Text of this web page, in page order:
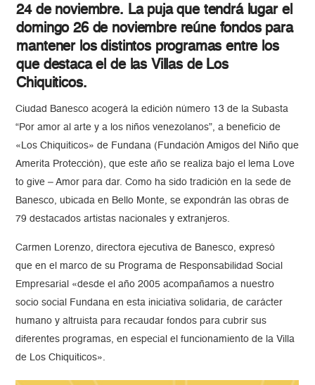
24 de noviembre. La puja que tendrá lugar el
domingo 26 de noviembre reúne fondos para
mantener los distintos programas entre los
que destaca el de las Villas de Los
Chiquiticos.
Ciudad Banesco acogerá la edición número 13 de la Subasta
“Por amor al arte y a los niños venezolanos”, a beneficio de
«Los Chiquiticos» de Fundana (Fundación Amigos del Niño que
Amerita Protección), que este año se realiza bajo el lema Love
to give – Amor para dar. Como ha sido tradición en la sede de
Banesco, ubicada en Bello Monte, se expondrán las obras de
79 destacados artistas nacionales y extranjeros.
Carmen Lorenzo, directora ejecutiva de Banesco, expresó
que en el marco de su Programa de Responsabilidad Social
Empresarial «desde el año 2005 acompañamos a nuestro
socio social Fundana en esta iniciativa solidaria, de carácter
humano y altruista para recaudar fondos para cubrir sus
diferentes programas, en especial el funcionamiento de la Villa
de Los Chiquiticos».